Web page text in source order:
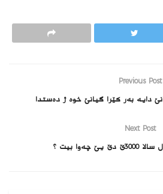
Previous Post
دایه‌ به‌ر كێرا گیانێ خوه‌ ژ ده‌ستدا
Next Post
چەوا بیت ؟